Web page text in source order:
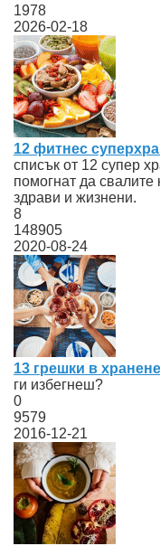
1978
2026-02-18
12 фитнес
списък от 12 супер
помогнат да
здрави и жизнени.
8
148905
2020-08-24
13 грешки в
ги избегнеш?
0
9579
2016-12-21